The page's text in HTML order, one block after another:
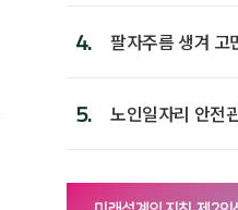
4. 팔자주름 생겨 고
5.
노인일자리 안전